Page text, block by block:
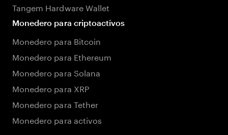
Tangem Hardware Wallet
Monedero para criptoactivos
Monedero para Bitcoin
Monedero para Ethereum
Monedero para Solana
Monedero para XRP
Monedero para Tether
Monedero para activos